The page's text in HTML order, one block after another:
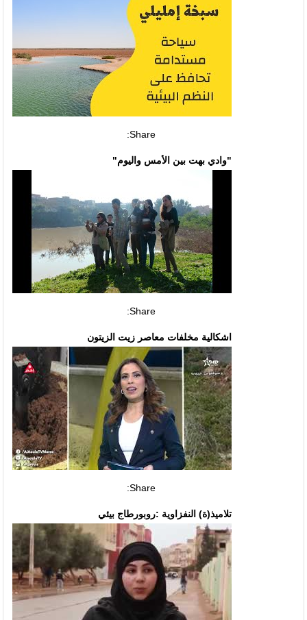
Share:
"وادي بهت بين الأمس واليوم"
Share:
اشكالية مخلفات معاصر زيت الزيتون
Share:
تلاميذ(ة) النفزاوية :روبورطاج بيئي